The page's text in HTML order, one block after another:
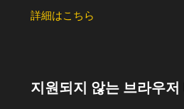
詳細はこちら
지원되지 않는 브라우